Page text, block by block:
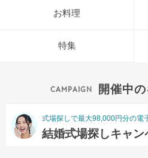
お料理
特集
開催中
式場探しで最大98,000円分の電
結婚式場探しキャン